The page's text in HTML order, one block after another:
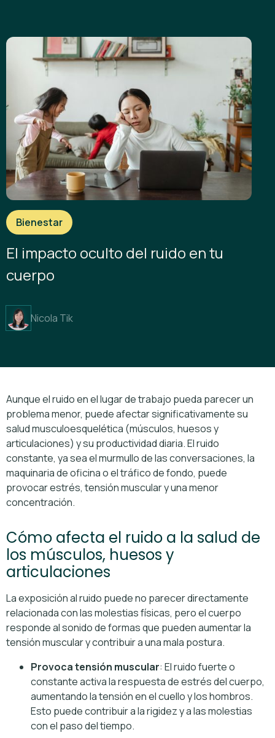
Bienestar
El impacto oculto del ruido en tu
cuerpo
Nicola Tik
Aunque el ruido en el lugar de trabajo pueda parecer un
problema menor, puede afectar significativamente su
salud musculoesquelética (músculos, huesos y
articulaciones) y su productividad diaria. El ruido
constante, ya sea el murmullo de las conversaciones, la
maquinaria de oficina o el tráfico de fondo, puede
provocar estrés, tensión muscular y una menor
concentración.
Cómo afecta el ruido a la salud de
los músculos, huesos y
articulaciones
La exposición al ruido puede no parecer directamente
relacionada con las molestias físicas, pero el cuerpo
responde al sonido de formas que pueden aumentar la
tensión muscular y contribuir a una mala postura.
Provoca tensión muscular: El ruido fuerte o
constante activa la respuesta de estrés del cuerpo,
aumentando la tensión en el cuello y los hombros.
Esto puede contribuir a la rigidez y a las molestias
con el paso del tiempo.